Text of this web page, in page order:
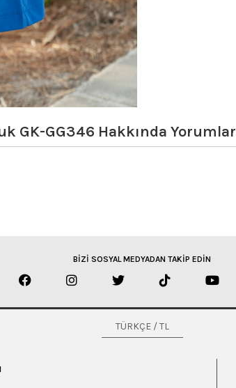
GK-GG346 Hakkında Yorumlar
BİZİ SOSYAL MEDYADAN TAKİP EDİN
TÜRKÇE / TL